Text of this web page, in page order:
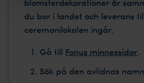
du bor i landet och leverans
ceremonilokalen ingår.
Gå till Fonus minnessidor.
Sök på den avlidnas